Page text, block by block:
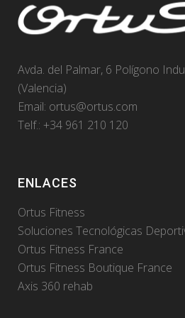
Avda. del Palmar, 6 Polígono
(Valencia)
Email: ortus@ortus.com
Telf.: +34 961 210 120
ENLACES
Ortus Fitness
Soluciones Tecnológicas
Ortus Fitness France
Ortus Fitness Boutique France
Axis 360 rehab